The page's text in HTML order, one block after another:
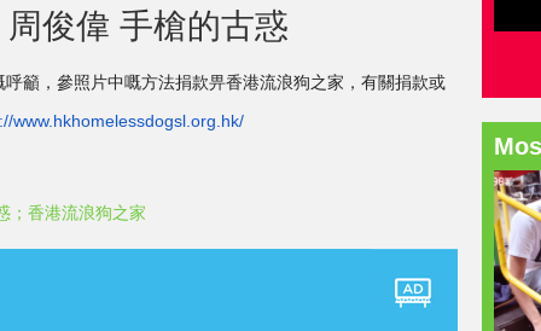
俊偉 手槍的古惑
籲，參照片中嘅方法捐款畀香港流浪狗之家， 有關捐款或
www.hkhomelessdogsl.org.hk/
；香港流浪狗之家